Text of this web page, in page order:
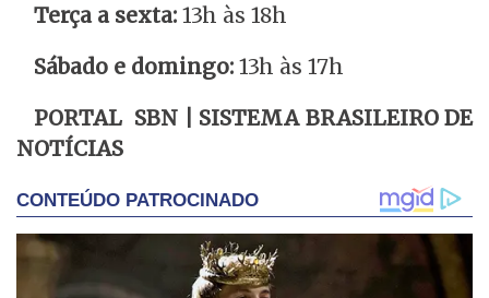
Terça a sexta: 13h às 18h
Sábado e domingo: 13h às 17h
PORTAL SBN | SISTEMA BRASILEIRO DE
NOTÍCIAS